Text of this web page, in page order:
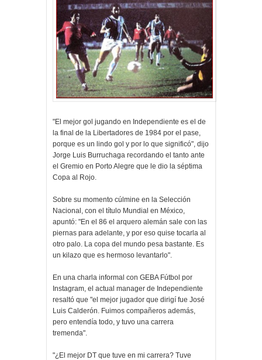
"El mejor gol jugando en Independiente es el de
la final de la Libertadores de 1984 por el pase,
porque es un lindo gol y por lo que significó", dijo
Jorge Luis Burruchaga recordando el tanto ante
el Gremio en Porto Alegre que le dio la séptima
Copa al Rojo.
Sobre su momento cúlmine en la Selección
Nacional, con el título Mundial en México,
apuntó: "En el 86 el arquero alemán sale con las
piernas para adelante, y por eso quise tocarla al
otro palo. La copa del mundo pesa bastante. Es
un kilazo que es hermoso levantarlo".
En una charla informal con GEBA Fútbol por
Instagram, el actual manager de Independiente
resaltó que "el mejor jugador que dirigí fue José
Luis Calderón. Fuimos compañeros además,
pero entendía todo, y tuvo una carrera
tremenda".
"¿El mejor DT que tuve en mi carrera? Tuve